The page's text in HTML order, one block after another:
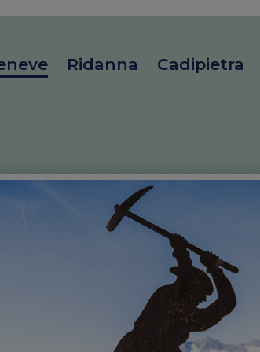
Ridanna Cadipietra